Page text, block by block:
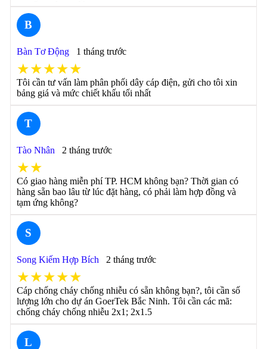
B
Bàn Tơ Động 1 tháng trước
★★★★★
Tôi cần tư vấn làm phân phối dây cáp điện, gửi cho tôi xin
bảng giá và mức chiết khấu tối nhất
T
Tào Nhân 2 tháng trước
★★
Có giao hàng miễn phí TP. HCM không bạn? Thời gian có
hàng sẵn bao lâu từ lúc đặt hàng, có phải làm hợp đồng và
tạm ứng không?
S
Song Kiếm Hợp Bích 2 tháng trước
★★★★★
Cáp chống cháy chống nhiễu có sẵn không bạn?, tôi cần số
lượng lớn cho dự án GoerTek Bắc Ninh. Tôi cần các mã:
chống cháy chống nhiễu 2x1; 2x1.5
L